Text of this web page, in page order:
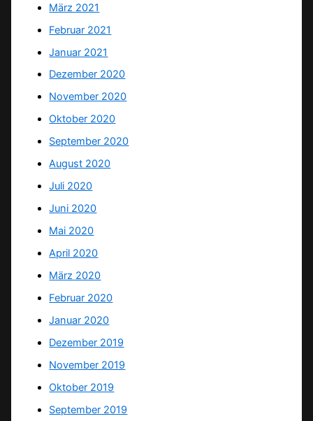
März 2021
Februar 2021
Januar 2021
Dezember 2020
November 2020
Oktober 2020
September 2020
August 2020
Juli 2020
Juni 2020
Mai 2020
April 2020
März 2020
Februar 2020
Januar 2020
Dezember 2019
November 2019
Oktober 2019
September 2019